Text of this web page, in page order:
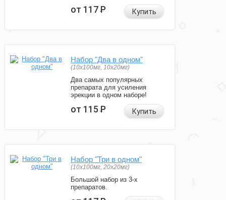
от 117Р Купить
Набор "Два в одном"
(10x100мг, 10x20мг)
Два самых популярных
препарата для усиления
эрекции в одном наборе!
от 115Р Купить
Набор "Три в одном"
(10x100мг, 20x20мг)
Большой набор из 3-х
препаратов.